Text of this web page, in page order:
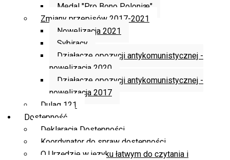
Medal "Pro Bono Poloniæ"
Zmiany przepisów 2017-2021
Nowelizacja 2021
Sybiracy
Działacze opozycji antykomunistycznej -
nowelizacja 2020
Działacze opozycji antykomunistycznej -
nowelizacja 2017
Dulag 121
Dostępność
Deklaracja Dostępności
Koordynator do spraw dostępności
O Urzędzie w języku łatwym do czytania i